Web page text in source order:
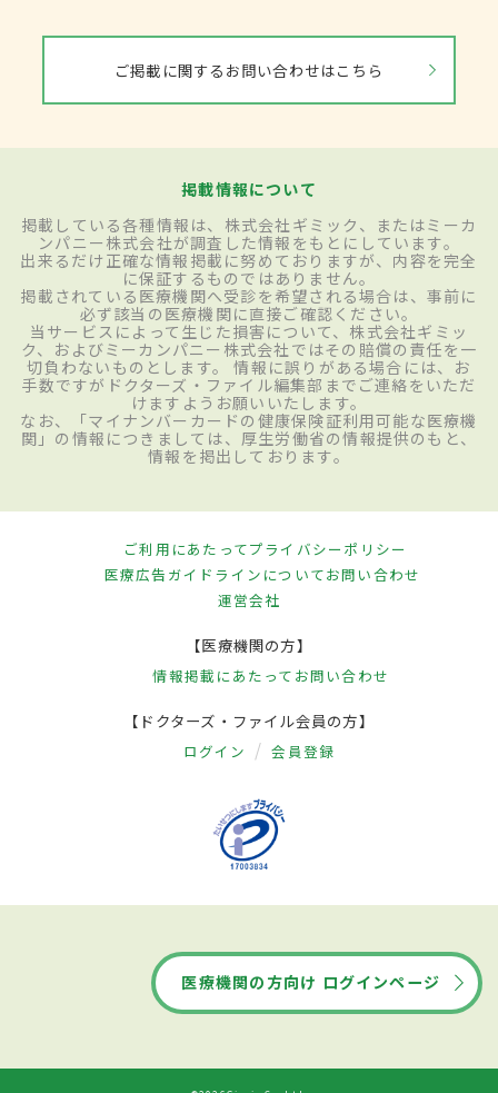
ご掲載に関するお問い合わせはこちら
掲載情報について
掲載している各種情報は、株式会社ギミック、またはミーカ
ンパニー株式会社が調査した情報をもとにしています。
出来るだけ正確な情報掲載に努めておりますが、内容を完全
に保証するものではありません。
掲載されている医療機関へ受診を希望される場合は、事前に
必ず該当の医療機関に直接ご確認ください。
当サービスによって生じた損害について、株式会社ギミッ
ク、およびミーカンパニー株式会社ではその賠償の責任を一
切負わないものとします。 情報に誤りがある場合には、お
手数ですがドクターズ・ファイル編集部までご連絡をいただ
けますようお願いいたします。
なお、「マイナンバーカードの健康保険証利用可能な医療機
関」の情報につきましては、厚生労働省の情報提供のもと、
情報を掲出しております。
ご利用にあたってプライバシーポリシー
医療広告ガイドラインについてお問い合わせ
運営会社
【医療機関の方】
情報掲載にあたって お問い合わせ
【ドクターズ・ファイル会員の方】
ログイン 会員登録
医療機関の方向け ログインページ